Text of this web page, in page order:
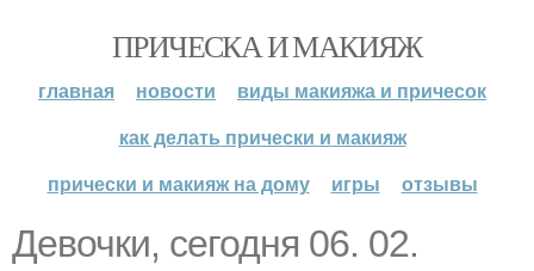
ПРИЧЕСКА И МАКИЯЖ
главная новости
виды макияжа и причесок
как делать прически и макияж
прически и макияж на дому
игры отзывы
Девочки, сегодня 06. 02.